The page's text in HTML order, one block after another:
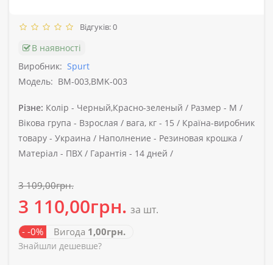
Відгуків: 0
В наявності
Виробник: Spurt
Модель: BM-003,BMK-003
Різне: Колір - Черный,Красно-зеленый / Размер - М /
Вікова група - Взрослая / вага, кг - 15 / Країна-виробник
товару - Украина / Наполнение - Резиновая крошка /
Матеріал - ПВХ / Гарантія - 14 дней /
3 109,00грн.
3 110,00грн. за шт.
- -0% Вигода 1,00грн.
Знайшли дешевше?